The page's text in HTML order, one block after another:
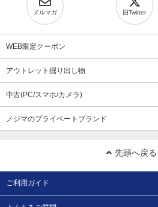
メルマガ 旧Twitter
WEB限定クーポン
アウトレット掘り出し物
中古(PC/スマホ/カメラ)
ノジマのプライベートブランド
先頭へ戻る
ご利用ガイド